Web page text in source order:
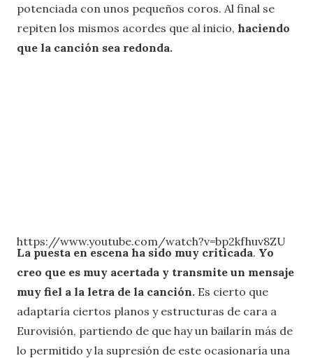
potenciada con unos pequeños coros. Al final se
repiten los mismos acordes que al inicio, haciendo
que la canción sea redonda.
https://www.youtube.com/watch?v=bp2kfhuv8ZU
La puesta en escena ha sido muy criticada. Yo
creo que es muy acertada y transmite un mensaje
muy fiel a la letra de la canción. Es cierto que
adaptaría ciertos planos y estructuras de cara a
Eurovisión, partiendo de que hay un bailarín más de
lo permitido y la supresión de este ocasionaría una